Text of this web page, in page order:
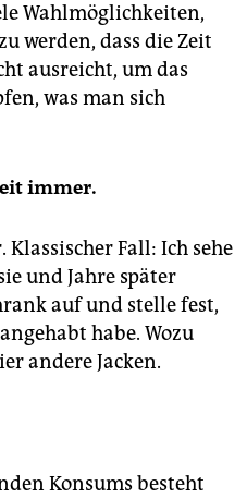
Wahlmöglichkeiten,
werden, dass die Zeit
ausreicht, um das
was man sich
immer.
Fall: Ich sehe
und Jahre später
auf und stelle fest,
habe. Wozu
andere Jacken.
Konsums besteht